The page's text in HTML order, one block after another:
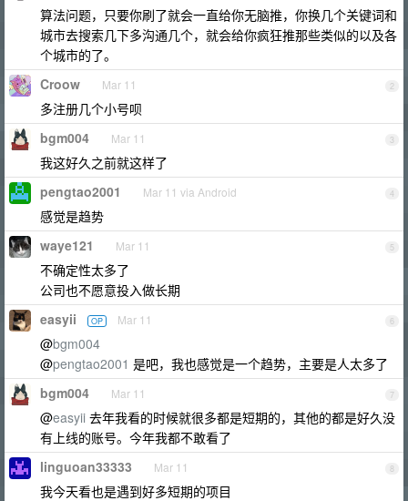
算法问题，只要你刷了就会一直给你无脑推，你换几个关键词和
城市去搜索几下多沟通几个，就会给你疯狂推那些类似的以及各
个城市的了。
2
Croow Mar 11
多注册几个小号呗
3
bgm004 Mar 11
我这好久之前就这样了
4
pengtao2001 Mar 11 via Android
感觉是趋势
5
waye121 Mar 11
不确定性太多了
公司也不愿意投入做长期
6
easyii OP Mar 11
@bgm004
@pengtao2001 是吧，我也感觉是一个趋势，主要是人太多了
7
bgm004 Mar 11
@easyii 去年我看的时候就很多都是短期的，其他的都是好久没
有上线的账号。今年我都不敢看了
8
linguoan33333 Mar 11
我今天看也是遇到好多短期的项目